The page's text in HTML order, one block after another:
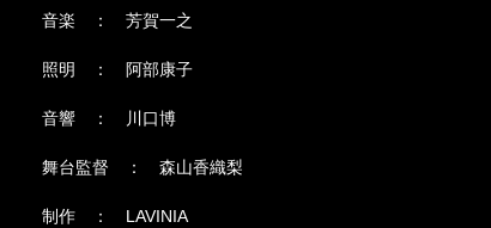
音楽 ： 芳賀一之
照明 ： 阿部康子
音響 ： 川口博
舞台監督 ： 森山香織梨
制作 ： LAVINIA